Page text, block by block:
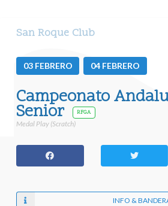
San Roque Club
03 FEBRERO 04 FEBRERO
Campeonato
Senior RFGA
Medal Play (Scratch)
INFO &